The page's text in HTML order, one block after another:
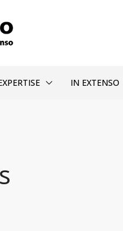
IN EXTENSO